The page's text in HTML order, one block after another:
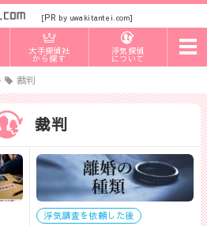
[PR by uwakitantei.com]
大手探偵社
から探す
浮気探偵
について
t
o
g
l
e
i
g
t
裁判
裁判
浮気調査を依頼した後